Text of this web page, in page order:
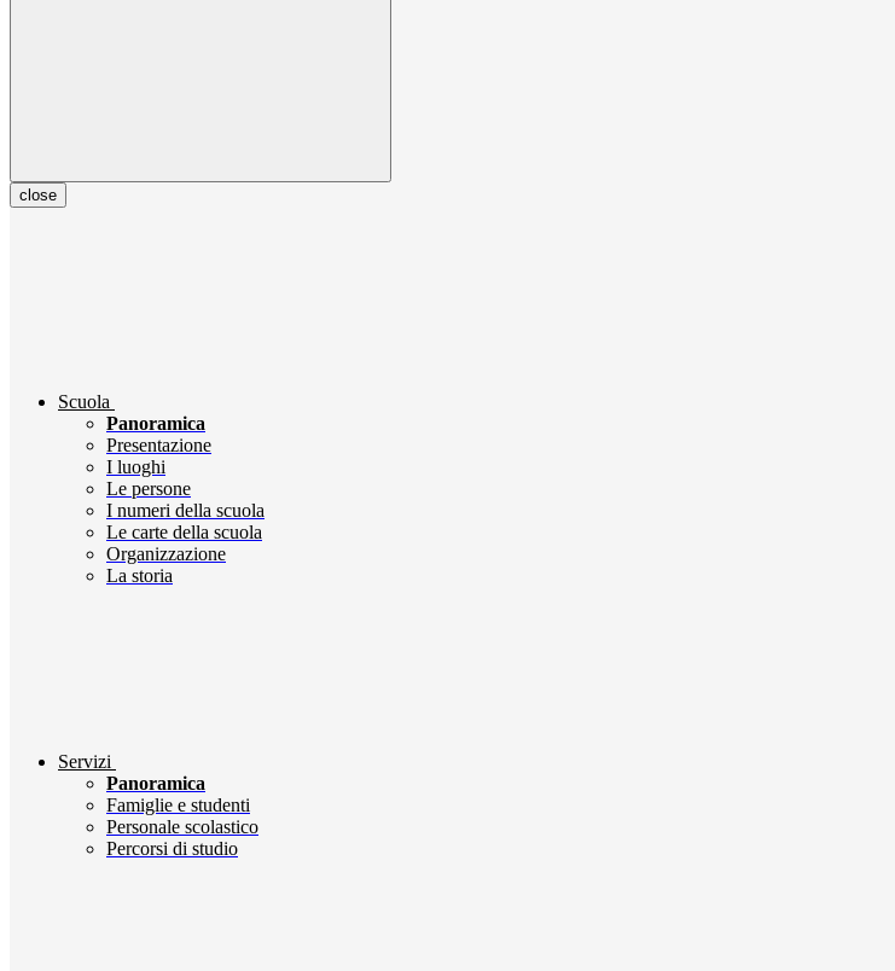
close
Scuola
Panoramica
Presentazione
I luoghi
Le persone
I numeri della scuola
Le carte della scuola
Organizzazione
La storia
Servizi
Panoramica
Famiglie e studenti
Personale scolastico
Percorsi di studio